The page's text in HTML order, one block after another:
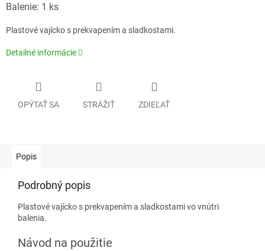
Balenie: 1 ks
Plastové vajícko s prekvapením a sladkostami.
Detailné informácie
OPÝTAŤ SA STRÁŽIŤ ZDIEĽAŤ
Popis
Podrobný popis
Plastové vajícko s prekvapením a sladkostami vo vnútri
balenia.
Návod na použitie